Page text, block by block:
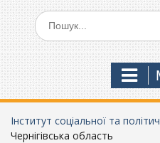
Шукати:
Інститут соціальної та
Чернігівська область